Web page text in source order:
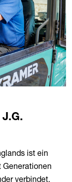
J.G.
ist ein
verbindet.